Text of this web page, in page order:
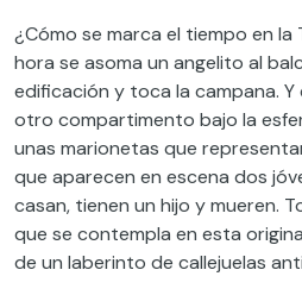
¿Cómo se marca el tiempo en la
hora se asoma un angelito al
edificación y toca la campana. Y
otro compartimento bajo la
unas marionetas que
que aparecen en escena dos
casan, tienen un hijo y mueren.
que se contempla en esta
de un laberinto de callejuelas